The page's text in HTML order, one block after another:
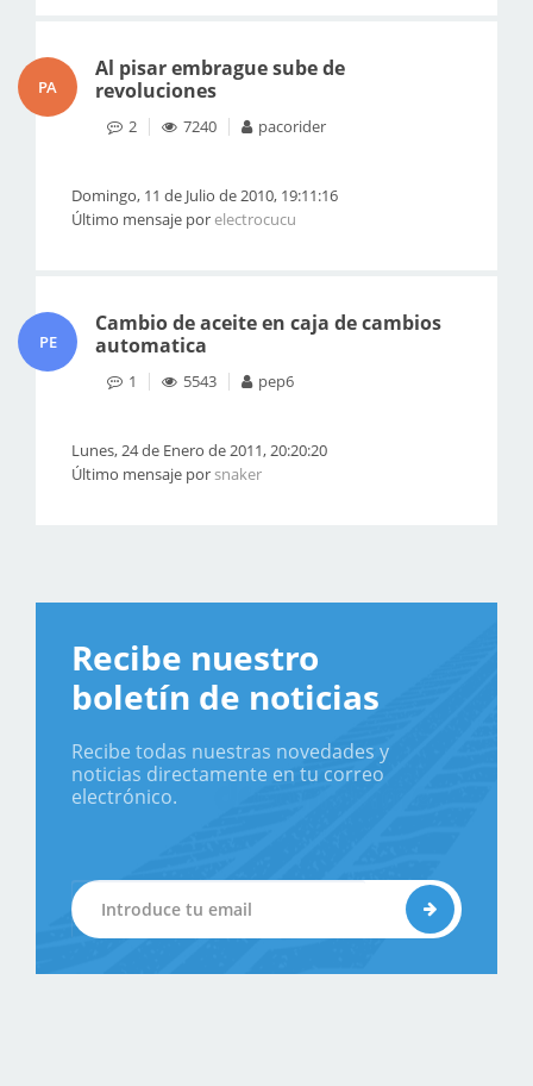
PA
Al pisar embrague sube de
revoluciones
2 7240 pacorider
Domingo, 11 de Julio de 2010, 19:11:16
Último mensaje porelectrocucu
PE
Cambio de aceite en caja de cambios
automatica
1 5543 pep6
Lunes, 24 de Enero de 2011, 20:20:20
Último mensaje porsnaker
Recibe nuestro
boletín de noticias
Recibe todas nuestras novedades y
noticias directamente en tu correo
electrónico.